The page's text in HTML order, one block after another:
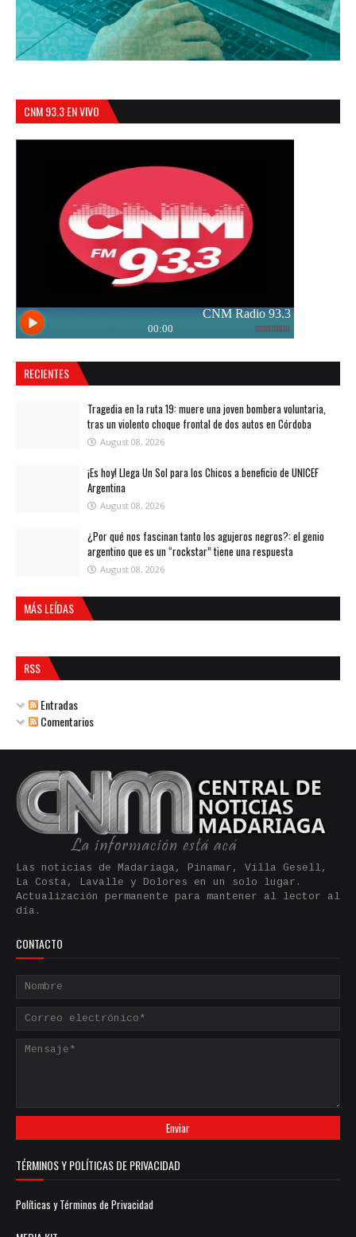
CNM 93.3 EN VIVO
RECIENTES
Tragedia en la ruta 19: muere una joven bombera voluntaria,
tras un violento choque frontal de dos autos en Córdoba
August 08, 2026
¡Es hoy! Llega Un Sol para los Chicos a beneficio de UNICEF
Argentina
August 08, 2026
¿Por qué nos fascinan tanto los agujeros negros?: el genio
argentino que es un “rockstar” tiene una respuesta
August 08, 2026
MÁS LEÍDAS
RSS
Entradas
Comentarios
Las noticias de Madariaga, Pinamar, Villa Gesell,
La Costa, Lavalle y Dolores en un solo lugar.
Actualización permanente para mantener al lector al
día.
CONTACTO
TÉRMINOS Y POLÍTICAS DE PRIVACIDAD
Políticas y Términos de Privacidad